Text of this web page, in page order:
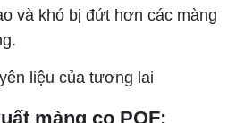
và khó bị đứt hơn các màng
liệu của tương lai
màng co POF: